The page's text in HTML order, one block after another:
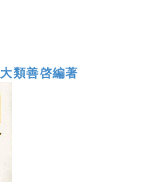
大類善啓編著